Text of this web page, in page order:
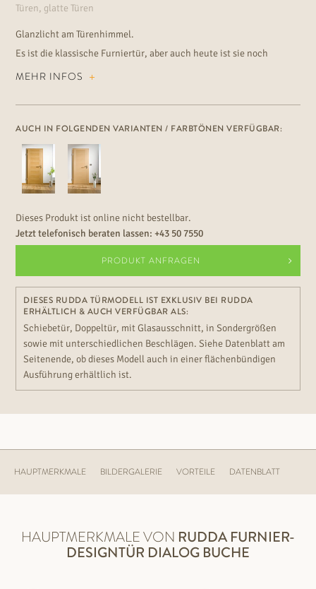
Türen, glatte Türen
Glanzlicht am Türenhimmel.
Es ist die klassische Furniertür, aber auch heute ist sie noch
Rundkante und stabiler Röhrenspan-Mittellage.
MEHR INFOS
AUCH IN FOLGENDEN VARIANTEN / FARBTÖNEN VERFÜGBAR:
Dieses Produkt ist online nicht bestellbar.
Jetzt telefonisch beraten lassen:+43 50 7550
PRODUKT ANFRAGEN
DIESES RUDDA TÜRMODELL IST EXKLUSIV BEI RUDDA
ERHÄLTLICH & AUCH VERFÜGBAR ALS:
Schiebetür, Doppeltür, mit Glasausschnitt, in Sondergrößen
sowie mit unterschiedlichen Beschlägen. Siehe Datenblatt am
Seitenende, ob dieses Modell auch in einer flächenbündigen
Ausführung erhältlich ist.
HAUPTMERKMALE BILDERGALERIE VORTEILE DATENBLATT
HAUPTMERKMALE VON RUDDA FURNIER-
DESIGNTÜR DIALOG BUCHE